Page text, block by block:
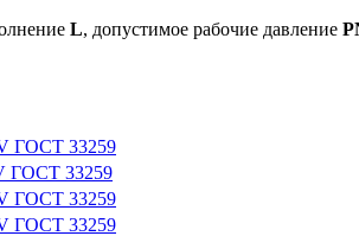
L, допустимое рабочие давление
ГОСТ 33259
ГОСТ 33259
ГОСТ 33259
ГОСТ 33259